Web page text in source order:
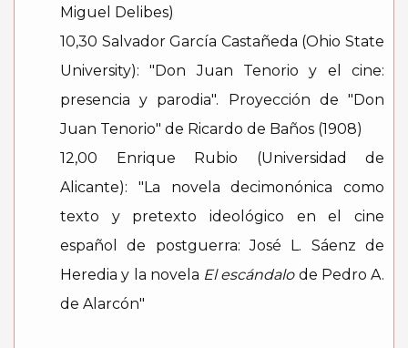
Miguel Delibes)
10,30 Salvador García Castañeda (Ohio State
University): "Don Juan Tenorio y el cine:
presencia y parodia". Proyección de "Don
Juan Tenorio" de Ricardo de Baños (1908)
12,00 Enrique Rubio (Universidad de
Alicante): "La novela decimonónica como
texto y pretexto ideológico en el cine
español de postguerra: José L. Sáenz de
Heredia y la novela El escándalode Pedro A.
de Alarcón"